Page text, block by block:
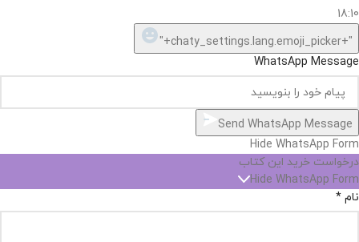
18:10
"+chaty_settings.lang.emoji_picker+"
WhatsApp Message
Send WhatsApp Message
Hide WhatsApp Form
درخواست خرید این کتاب
Hide WhatsApp Form
نام *